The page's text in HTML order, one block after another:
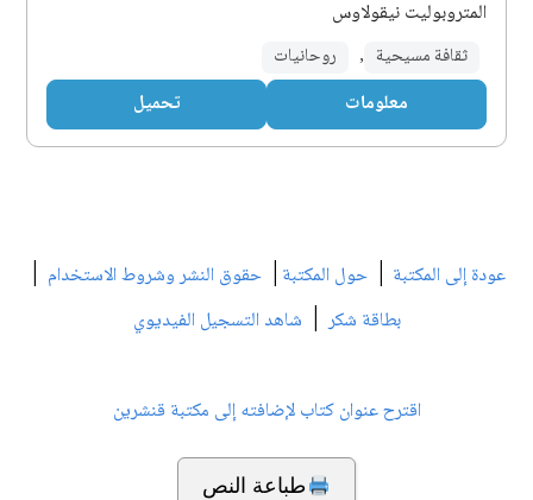
المتروبوليت نيقولاوس
ثقافة مسيحية , روحانيات
معلومات تحميل
عودة إلى المكتبة | حول المكتبة | حقوق النشر وشروط الاستخدام |
بطاقة شكر| شاهد التسجيل الفيديوي
اقترح عنوان كتاب لإضافته إلى مكتبة قنشرين
طباعة النص